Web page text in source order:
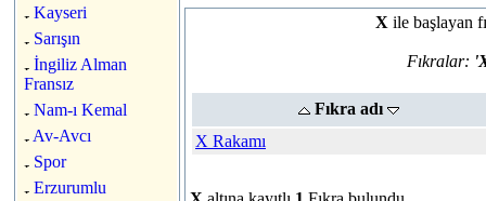
Kayseri
Sarışın
İngiliz Alman
Fransız
Nam-ı Kemal
Av-Avcı
Spor
Erzurumlu
X ile başlayan
Fıkralar:
Fıkra adı
X Rakamı